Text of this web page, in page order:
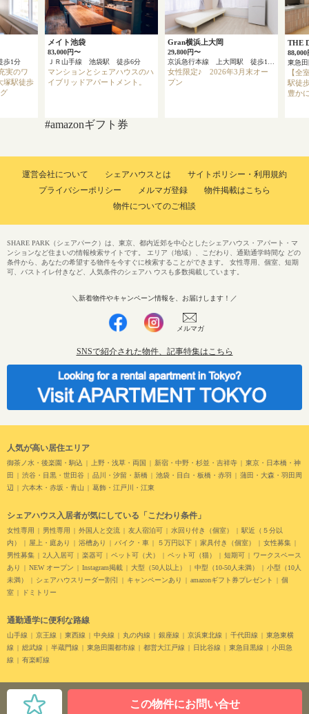
この物件にお問い合せ
歩1分
実のワ
塚駅徒歩
メイト池袋
83,000円〜
ＪＲ山手線 池袋駅 徒歩6分
マンションとシェアハウスのハ
イブリッドアパートメント。
#amazonギフト券
Gran横浜上大岡
29,800円〜
京浜急行本線 上大岡駅 徒歩13分
女性限定♪ 2026年3月末オー
プン
THE
88,000
【全
駅徒
豊か
運営会社について シェアハウスとは
サイトポリシー・利用規約
プライバシーポリシー
メルマガ登録
物件掲載はこちら
物件についてのご相談
人気が高い居住エリア
御茶ノ水・後楽園・駒込 上野・浅草・両国 新宿・中野・杉並・吉祥寺
東京・日本橋・神
田
渋谷・目黒・世田谷 品川・汐留・新橋 池袋・目白・板橋・赤羽
蒲田・大森・羽田周
辺
六本木・赤坂・青山 葛飾・江戸川・江東
シェアハウス入居者が気にしている「こだわり条件」
女性専用 男性専用 外国人と交流 友人宿泊可 水回り付き（個室）
駅近（５分以
内）
屋上・庭あり 浴槽あり バイク・車 ５万円以下 家具付き（個室）
女性募集
男性募集
2人入居可 楽器可 ペット可（犬） ペット可（猫） 短期可
ワークスペース
あり
NEW オープン Instagram掲載 大型（50人以上） 中型（10-50人未満）
小型（10人
未満）
シェアハウスリーダー割引 キャンペーンあり amazonギフト券プレゼント
個
室
ドミトリー
通勤通学に便利な路線
山手線 京王線 東西線 中央線 丸の内線 銀座線 京浜東北線 千代田線
東急東横
線
総武線 半蔵門線 東急田園都市線 都営大江戸線 日比谷線 東急目黒線
小田急
線
有楽町線
SHARE PARK（シェアパーク）は、東京、都内近郊を中心としたシェアハウス・アパート・マ
ンションなど住まいの情報検索サイトです。 エリア（地域）、こだわり、通勤通学時間な どの
条件から、あなたの希望する物件を今すぐに検索することができます。 女性専用、個室、短期
可、バストイレ付きなど、人気条件のシェアハ ウスも多数掲載しています。
＼新着物件やキャンペーン情報を、お届けします！／
メルマガ
SNSで紹介された物件、記事特集はこちら
© SHARE PARK